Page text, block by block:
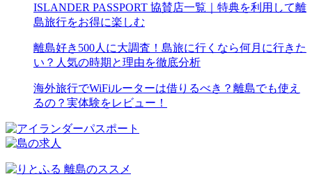
ISLANDER PASSPORT 協賛店一覧｜特典を利用して離
島旅行をお得に楽しむ
離島好き500人に大調査！島旅に行くなら何月に行きた
い？人気の時期と理由を徹底分析
海外旅行でWiFiルーターは借りるべき？離島でも使え
るの？実体験をレビュー！